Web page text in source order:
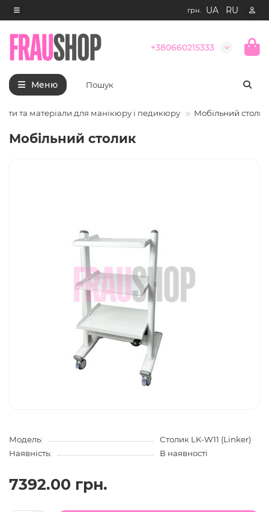
грн. UA RU
+380660215333
Меню
та матеріали для манікюру і педикюру Мобільний столик
Мобільний столик
Модель:
Столик LK-W11 (Linker)
Наявність:
В наявності
7392.00 грн.